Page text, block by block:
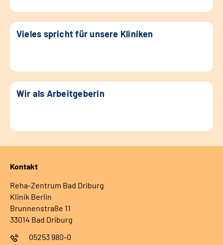
Vieles spricht für unsere Kliniken
Wir als Arbeitgeberin
Kontakt
Reha-Zentrum Bad Driburg
Klinik Berlin
Brunnenstraße 11
33014 Bad Driburg
05253 980-0